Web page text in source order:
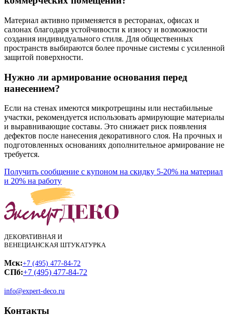
Материал активно применяется в ресторанах, офисах и
салонах благодаря устойчивости к износу и возможности
создания индивидуального стиля. Для общественных
пространств выбираются более прочные системы с усиленной
защитой поверхности.
Нужно ли армирование основания перед
нанесением?
Если на стенах имеются микротрещины или нестабильные
участки, рекомендуется использовать армирующие материалы
и выравнивающие составы. Это снижает риск появления
дефектов после нанесения декоративного слоя. На прочных и
подготовленных основаниях дополнительное армирование не
требуется.
Получить сообщение с купоном на скидку 5-20% на материал
и 20% на работу
ДЕКОРАТИВНАЯ И
ВЕНЕЦИАНСКАЯ ШТУКАТУРКА
Мск:+7 (495) 477-84-72
СПб:+7 (495) 477-84-72
info@expert-deco.ru
Контакты